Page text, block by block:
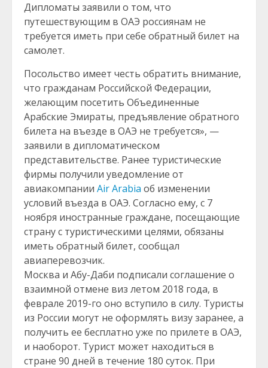
Дипломаты заявили о том, что
путешествующим в ОАЭ россиянам не
требуется иметь при себе обратный билет на
самолет.
Посольство имеет честь обратить внимание,
что гражданам Российской Федерации,
желающим посетить Объединенные
Арабские Эмираты, предъявление обратного
билета на въезде в ОАЭ не требуется», —
заявили в дипломатическом
представительстве. Ранее туристические
фирмы получили уведомление от
авиакомпании Air Arabia об изменении
условий въезда в ОАЭ. Согласно ему, с 7
ноября иностранные граждане, посещающие
страну с туристическими целями, обязаны
иметь обратный билет, сообщал
авиаперевозчик.
Москва и Абу-Даби подписали соглашение о
взаимной отмене виз летом 2018 года, в
феврале 2019-го оно вступило в силу. Туристы
из России могут не оформлять визу заранее, а
получить ее бесплатно уже по прилете в ОАЭ,
и наоборот. Турист может находиться в
стране 90 дней в течение 180 суток. При